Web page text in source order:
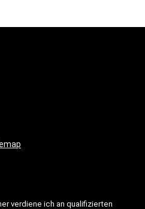
verdiene ich an qualifizierten